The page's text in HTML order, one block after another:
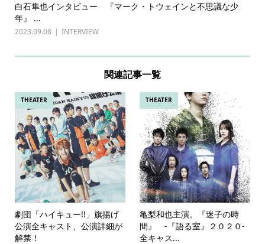
白石隼也インタビュー 『マーク・トウェインと不思議な少
年』 ...
2023.09.08 INTERVIEW
関連記事一覧
THEATER
劇団「ハイキュー!!」旗揚げ
公演全キャスト、公演詳細が
解禁！
THEATER
亀梨和也主演。『迷子の時
間』 -『語る室』２０２０-
全キャス...